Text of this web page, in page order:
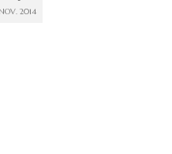
NOV. 2014